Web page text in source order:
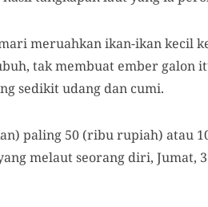
meruahkan ikan-ikan kecil
tak membuat ember galon
sedikit udang dan cumi.
paling 50 (ribu rupiah) atau
melaut seorang diri, Jumat,